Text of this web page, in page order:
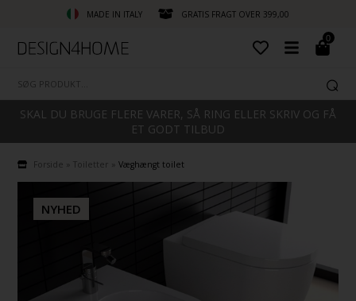
MADE IN ITALY GRATIS FRAGT OVER 399,00
0
SKAL DU BRUGE FLERE VARER, SÅ RING ELLER SKRIV OG FÅ
ET GODT TILBUD
Forside Toiletter »Væghængt toilet
NYHED